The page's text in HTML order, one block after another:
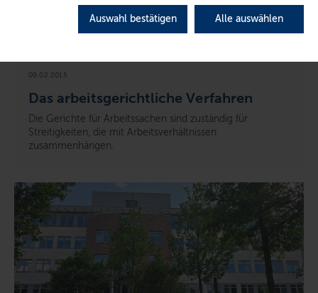
Auswahl bestätigen Alle auswählen
Das arbeitsgerichtliche Verfahren
09.02.2015
Die Gerichte für Arbeitssachen sind zuständig für
Streitigkeiten, die mit Arbeitsverhältnissen
zusammenhängen.